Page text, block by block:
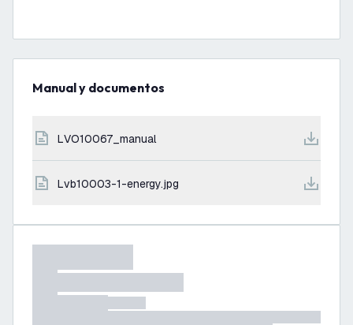
Manual y documentos
LVO10067_manual
lvb10003-1-energy.jpg